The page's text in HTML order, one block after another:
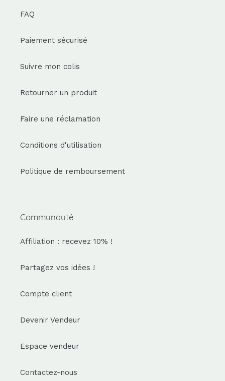
FAQ
Paiement sécurisé
Suivre mon colis
Retourner un produit
Faire une réclamation
Conditions d'utilisation
Politique de remboursement
Communauté
Affiliation : recevez 10% !
Partagez vos idées !
Compte client
Devenir Vendeur
Espace vendeur
Contactez-nous